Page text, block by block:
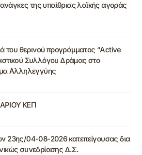
της υπαίθριας λαϊκής αγοράς
του θερινού προγράμματος “Active
Συλλόγου Δράμας στο
Αλληλεγγύης
ΚΕΠ
23ης/04-08-2026 κατεπείγουσας δια
συνεδρίασης Δ.Σ.